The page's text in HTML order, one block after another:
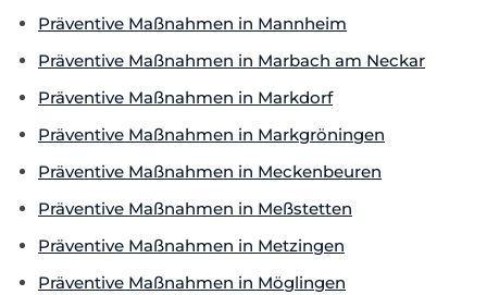
Präventive Maßnahmen in Mannheim
Präventive Maßnahmen in Marbach am Neckar
Präventive Maßnahmen in Markdorf
Präventive Maßnahmen in Markgröningen
Präventive Maßnahmen in Meckenbeuren
Präventive Maßnahmen in Meßstetten
Präventive Maßnahmen in Metzingen
Präventive Maßnahmen in Möglingen